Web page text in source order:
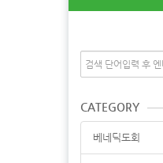
CATEGORY
베네딕도회